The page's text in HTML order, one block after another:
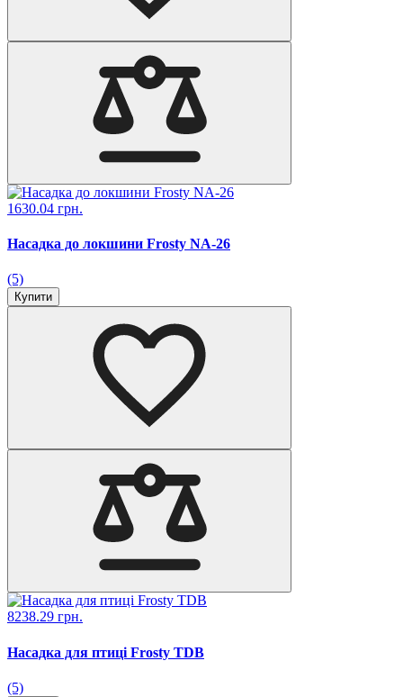
1630.04 грн.
Насадка до локшини Frosty NA-26
(5)
Купити
8238.29 грн.
Насадка для птиці Frosty TDB
(5)